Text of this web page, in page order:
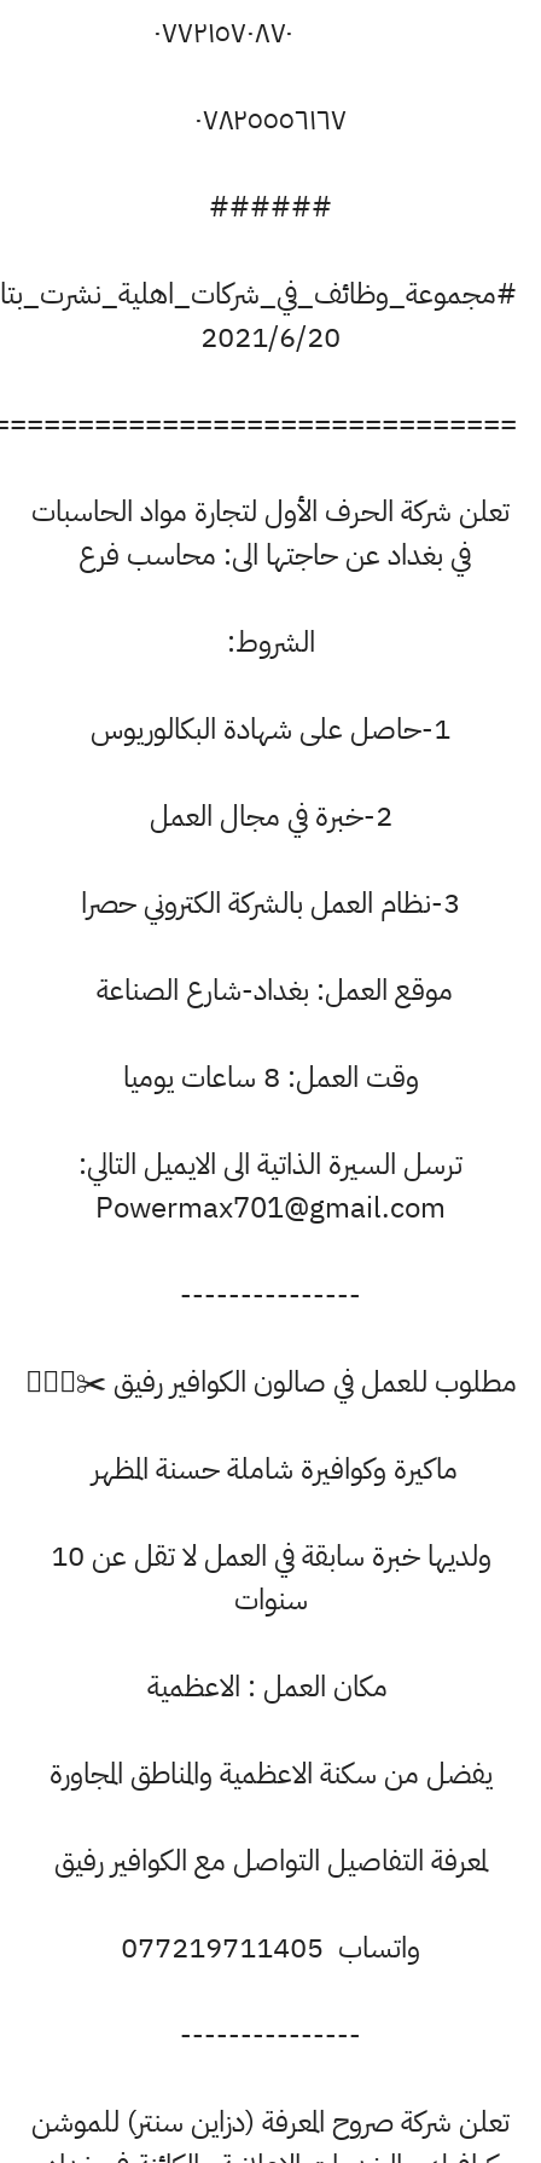
٠٧٨٢٥٥٥٦١٦٧
######
2021/6/20
شركة الحرف الأول لتجارة مواد الحاسبات
في بغداد عن حاجتها الى: محاسب فرع
الشروط:
موقع العمل: بغداد-شارع الصناعة
وقت العمل: 8 ساعات يوميا
ترسل السيرة الذاتية الى الايميل التالي:
Powermax701@gmail.com
---------------
للعمل في صالون الكوافير رفيق ✂️💇🏻‍♀️
ماكيرة وكوافيرة شاملة حسنة المظهر
ولديها خبرة سابقة في العمل لا تقل عن 10
سنوات
مكان العمل : الاعظمية
يفضل من سكنة الاعظمية والمناطق المجاورة
لمعرفة التفاصيل التواصل مع الكوافير رفيق
واتساب 077219711405
---------------
شركة صروح المعرفة (دزاين سنتر) للموشن